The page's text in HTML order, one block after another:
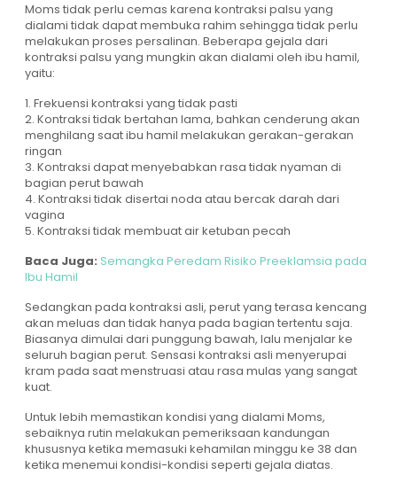
Moms tidak perlu cemas karena kontraksi palsu yang
dialami tidak dapat membuka rahim sehingga tidak perlu
melakukan proses persalinan. Beberapa gejala dari
kontraksi palsu yang mungkin akan dialami oleh ibu hamil,
yaitu:
1. Frekuensi kontraksi yang tidak pasti
2. Kontraksi tidak bertahan lama, bahkan cenderung akan
menghilang saat ibu hamil melakukan gerakan-gerakan
ringan
3. Kontraksi dapat menyebabkan rasa tidak nyaman di
bagian perut bawah
4. Kontraksi tidak disertai noda atau bercak darah dari
vagina
5. Kontraksi tidak membuat air ketuban pecah
Baca Juga: Semangka Peredam Risiko Preeklamsia pada
Ibu Hamil
Sedangkan pada kontraksi asli, perut yang terasa kencang
akan meluas dan tidak hanya pada bagian tertentu saja.
Biasanya dimulai dari punggung bawah, lalu menjalar ke
seluruh bagian perut. Sensasi kontraksi asli menyerupai
kram pada saat menstruasi atau rasa mulas yang sangat
kuat.
Untuk lebih memastikan kondisi yang dialami Moms,
sebaiknya rutin melakukan pemeriksaan kandungan
khususnya ketika memasuki kehamilan minggu ke 38 dan
ketika menemui kondisi-kondisi seperti gejala diatas.